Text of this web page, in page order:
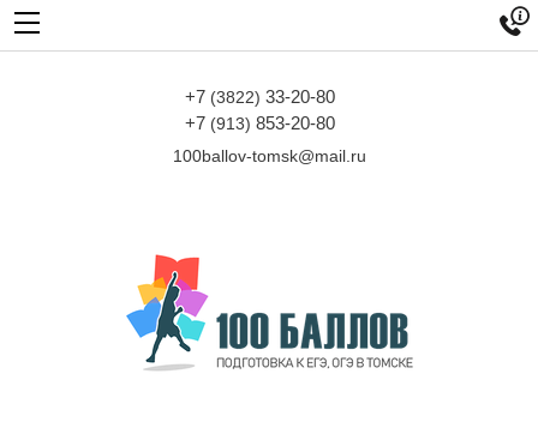
+7 (3822) 33-20-80
+7 (913) 853-20-80
100ballov-tomsk@mail.ru
